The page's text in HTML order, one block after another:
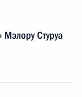
Мэлору Стуруа